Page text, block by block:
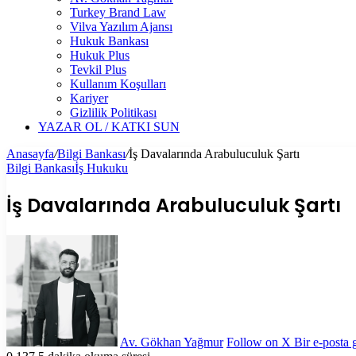
Turkey Brand Law
Vilva Yazılım Ajansı
Hukuk Bankası
Hukuk Plus
Tevkil Plus
Kullanım Koşulları
Kariyer
Gizlilik Politikası
YAZAR OL / KATKI SUN
Anasayfa/Bilgi Bankası/İş Davalarında Arabuluculuk Şartı
Bilgi Bankasıİş Hukuku
İş Davalarında Arabuluculuk Şartı
Av. Gökhan Yağmur Follow on X Bir e-posta